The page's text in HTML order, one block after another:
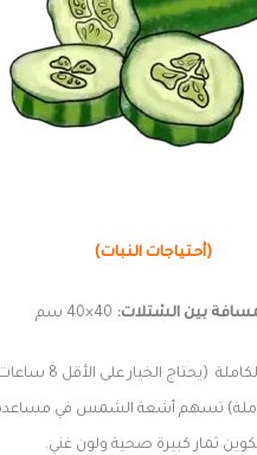
(أحتياجات النبات)
بين الشتلات:
الكاملة (يحتاج
تسهم أشعة الشمس في مساعدة
ثمار كبيرة صحية ولون غني.